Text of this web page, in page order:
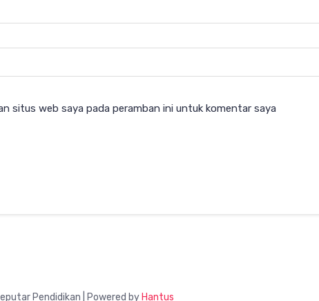
situs web saya pada peramban ini untuk komentar saya
Pendidikan | Powered by Hantus